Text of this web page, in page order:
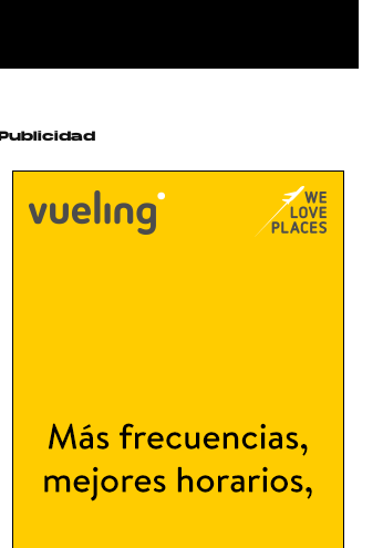
Publicidad